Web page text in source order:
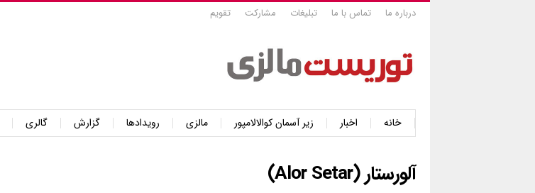
درباره ما تماس با ما تبلیغات مشارکت تقویم
خانه اخبار زیر آسمان کوالالامپور مالزی رویدادها گزارش گالری
آلورستار (Alor Setar)